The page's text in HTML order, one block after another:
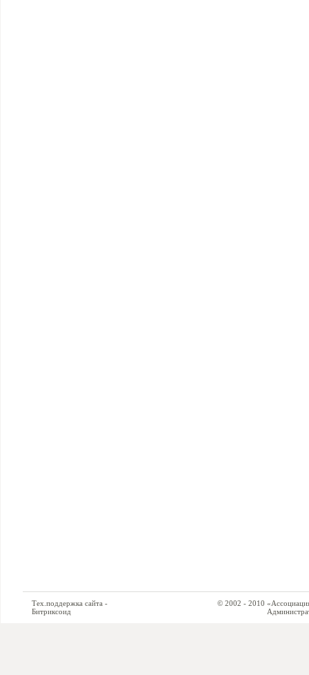
Тех.поддержка сайта -
Битриксоид
© 2002 - 2010 «Ассоциация